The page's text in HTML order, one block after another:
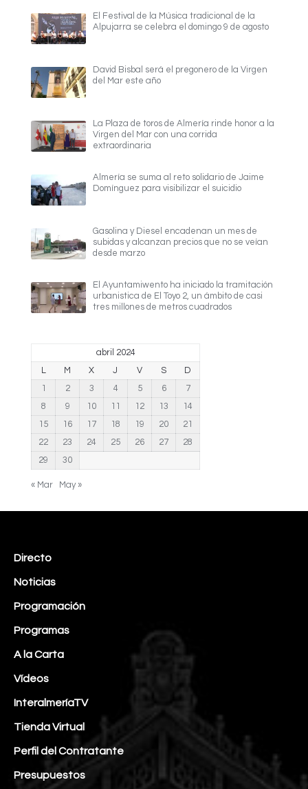
El Festival de la Música tradicional de la
Alpujarra se celebra el domingo 9 de agosto
David Bisbal será el pregonero de la Virgen
del Mar este año
La Plaza de toros de Almería rinde honor a la
Virgen del Mar con una corrida
extraordinaria
Almería se suma al reto solidario de Jaime
Domínguez para visibilizar el suicidio
Gasolina y Diesel encadenan un mes de
subidas y alcanzan precios que no se veían
desde marzo
El Ayuntamiwento ha iniciado la tramitación
urbanistica de El Toyo 2, un ámbito de casi
tres millones de metros cuadrados
abril 2024
L
M X J V S
D
1
2 3 4 5 6
7
8
9 10 11 12 13
14
15
16 17 18 19 20
21
22
23 24 25 26 27
28
29
30
« Mar May »
Directo
Noticias
Programación
Programas
A la Carta
Vídeos
InteralmeríaTV
Tienda Virtual
Perfil del Contratante
Presupuestos